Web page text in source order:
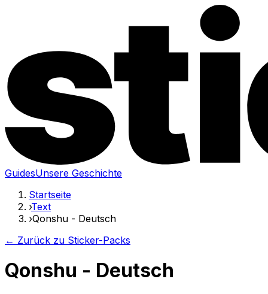
GuidesUnsere Geschichte
Startseite
›Text
›Qonshu - Deutsch
← Zurück zu Sticker-Packs
Qonshu - Deutsch